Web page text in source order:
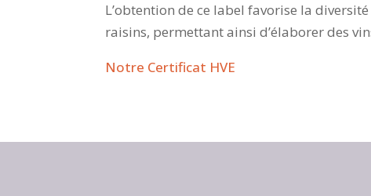
L’obtention de ce label favorise la
raisins, permettant ainsi d’élaborer des
Notre Certificat HVE